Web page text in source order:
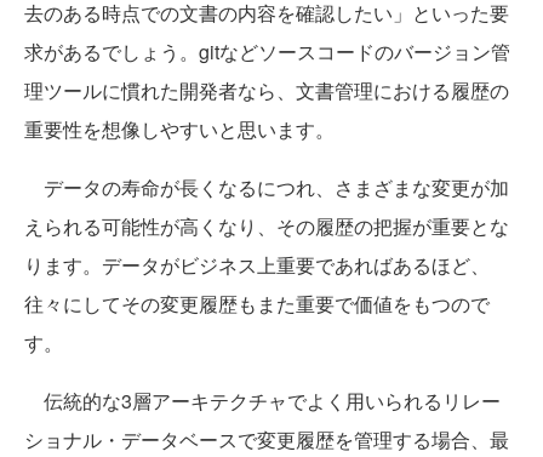
去のある時点での文書の内容を確認したい」といった要
求があるでしょう。gitなどソースコードのバージョン管
理ツールに慣れた開発者なら、文書管理における履歴の
重要性を想像しやすいと思います。
データの寿命が長くなるにつれ、さまざまな変更が加
えられる可能性が高くなり、その履歴の把握が重要とな
ります。データがビジネス上重要であればあるほど、
往々にしてその変更履歴もまた重要で価値をもつので
す。
伝統的な3層アーキテクチャでよく用いられるリレー
ショナル・データベースで変更履歴を管理する場合、最